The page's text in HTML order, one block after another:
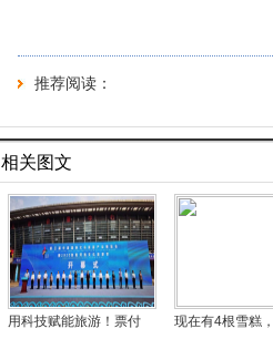
推荐阅读：
相关图文
用科技赋能旅游！票付 现在有4根雪糕